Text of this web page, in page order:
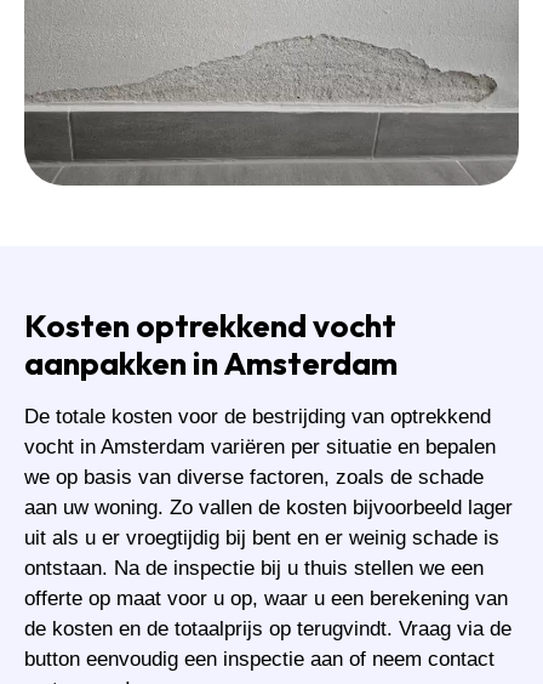
Kosten optrekkend vocht
aanpakken in Amsterdam
De totale kosten voor de bestrijding van optrekkend
vocht in Amsterdam variëren per situatie en bepalen
we op basis van diverse factoren, zoals de schade
aan uw woning. Zo vallen de kosten bijvoorbeeld lager
uit als u er vroegtijdig bij bent en er weinig schade is
ontstaan. Na de inspectie bij u thuis stellen we een
offerte op maat voor u op, waar u een berekening van
de kosten en de totaalprijs op terugvindt. Vraag via de
button eenvoudig een inspectie aan of neem contact